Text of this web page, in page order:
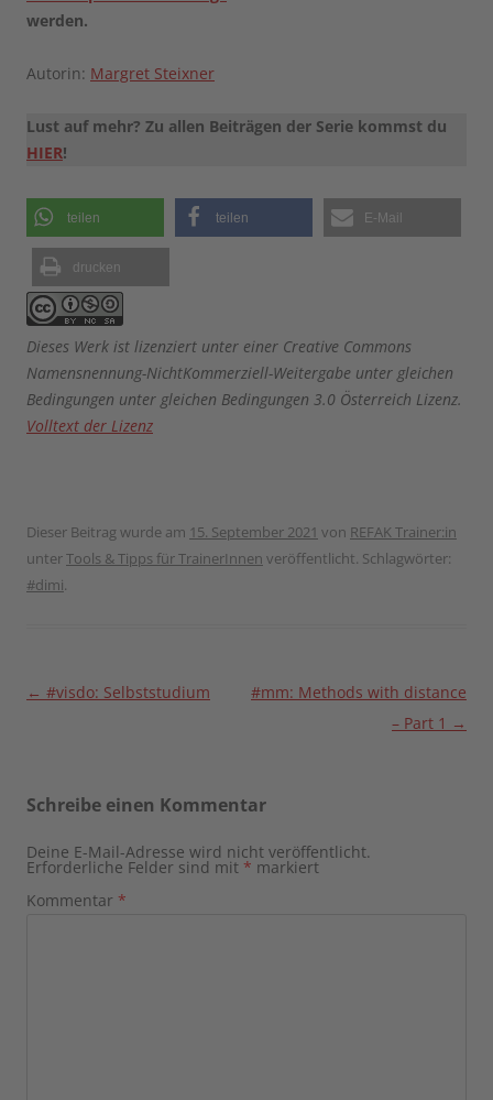
werden.
Autorin: Margret Steixner
Lust auf mehr? Zu allen Beiträgen der Serie kommst du
HIER!
teilen teilen E-Mail
drucken
Dieses Werk ist lizenziert unter einer Creative Commons
Namensnennung-NichtKommerziell-Weitergabe unter gleichen
Bedingungen unter gleichen Bedingungen 3.0 Österreich Lizenz.
Volltext der Lizenz
Dieser Beitrag wurde am 15. September 2021 von REFAK Trainer:in
unterTools & Tipps für TrainerInnen veröffentlicht. Schlagwörter:
#dimi.
Beitragsnavigation
← #visdo: Selbststudium
#mm: Methods with distance
– Part 1 →
Schreibe einen Kommentar
Deine E-Mail-Adresse wird nicht veröffentlicht.
Erforderliche Felder sind mit * markiert
Kommentar *